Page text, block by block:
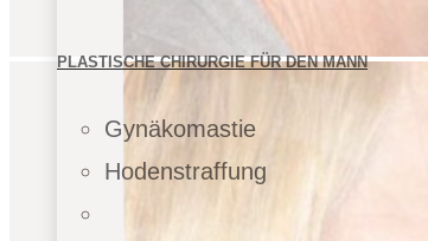
PLASTISCHE CHIRURGIE FÜR DEN MANN
Gynäkomastie
Hodenstraffung